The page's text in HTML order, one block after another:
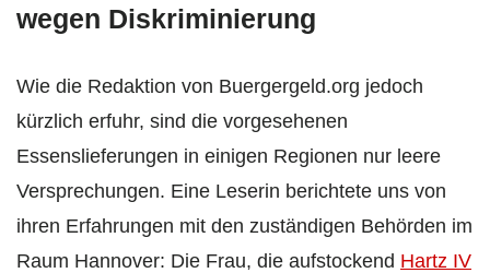
wegen Diskriminierung
Wie die Redaktion von Buergergeld.org jedoch
kürzlich erfuhr, sind die vorgesehenen
Essenslieferungen in einigen Regionen nur leere
Versprechungen. Eine Leserin berichtete uns von
ihren Erfahrungen mit den zuständigen Behörden im
Raum Hannover: Die Frau, die aufstockend Hartz IV